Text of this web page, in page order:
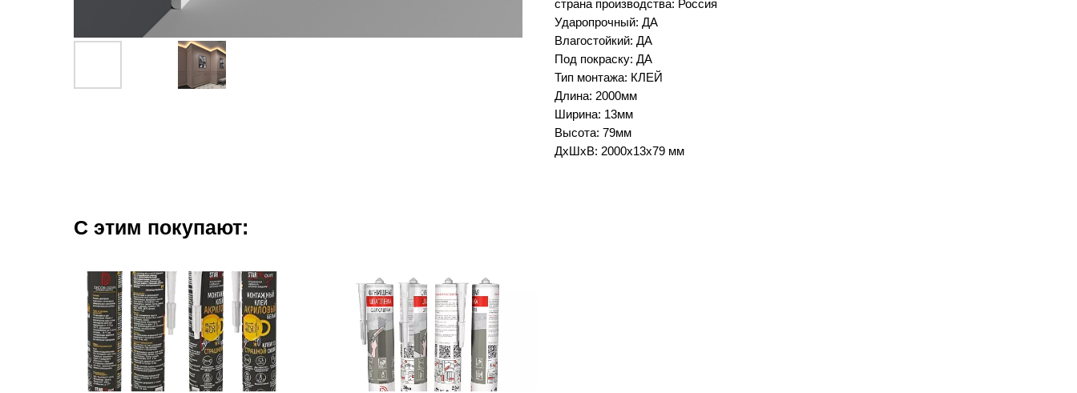
страна производства: Россия
Ударопрочный: ДА
Влагостойкий: ДА
Под покраску: ДА
Тип монтажа: КЛЕЙ
Длина: 2000мм
Ширина: 13мм
Высота: 79мм
ДxШxВ: 2000x13x79 мм
С этим покупают: